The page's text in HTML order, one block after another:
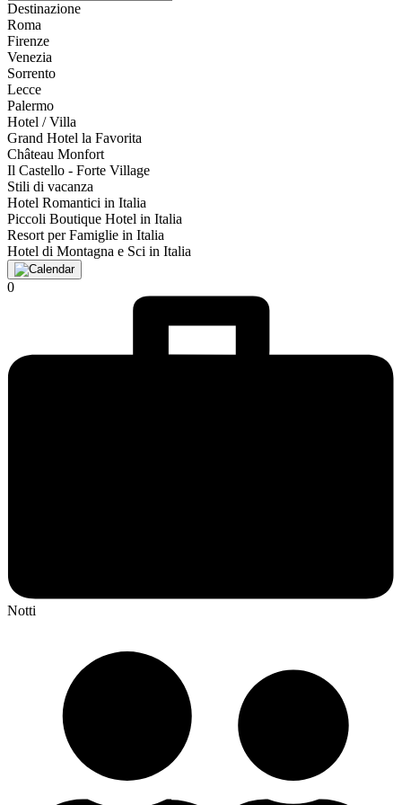
Destinazione
Roma
Firenze
Venezia
Sorrento
Lecce
Palermo
Hotel / Villa
Grand Hotel la Favorita
Château Monfort
Il Castello - Forte Village
Stili di vacanza
Hotel Romantici in Italia
Piccoli Boutique Hotel in Italia
Resort per Famiglie in Italia
Hotel di Montagna e Sci in Italia
0
Notti